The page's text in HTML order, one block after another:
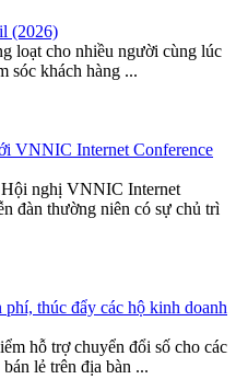
(2026)
loạt cho nhiều người cùng lúc
sóc khách hàng ...
VNNIC Internet Conference
Hội nghị VNNIC Internet
đàn thường niên có sự chủ trì
thúc đẩy các hộ kinh doanh
hỗ trợ chuyển đổi số cho các
lẻ trên địa bàn ...